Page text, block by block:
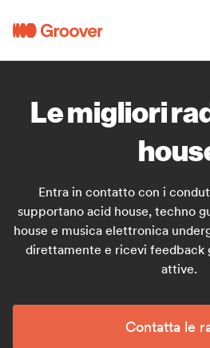
Le migliori
Entra in contatto con i
supportano acid house, techno
house e musica elettronica
direttamente e ricevi feedback
attive.
Contatta le